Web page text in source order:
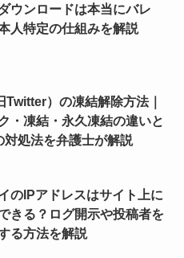
ウンロードは本当にバレ
人特定の仕組みを解説
Twitter）の凍結解除方法｜
・凍結・永久凍結の違いと
対処法を弁護士が解説
のIPアドレスはサイト上に
きる？ログ開示や投稿者を
る方法を解説